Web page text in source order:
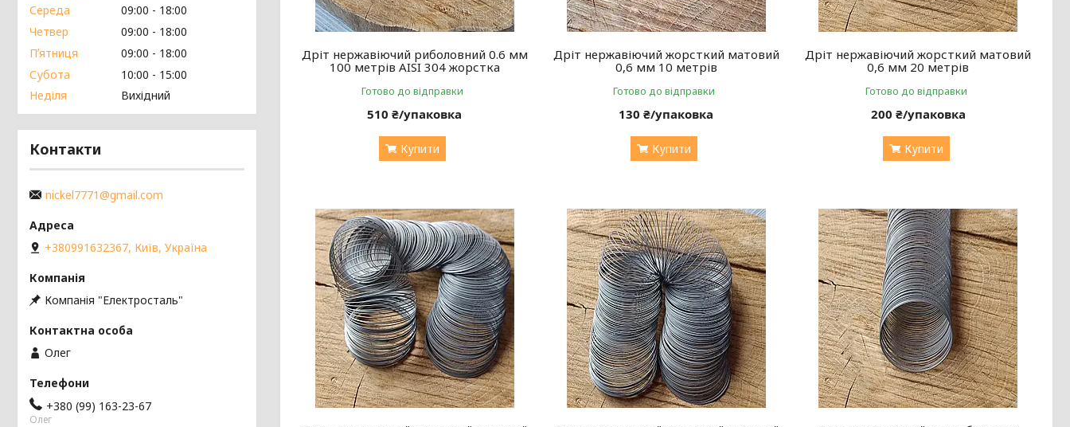
Дріт нержавіючий риболовний 0.6 мм
100 метрів AISI 304 жорстка
Готово до відправки
510 ₴/упаковка
Купити
Дріт нержавіючий жорсткий матовий
0,6 мм 10 метрів
Готово до відправки
130 ₴/упаковка
Купити
Дріт нержавіючий жорсткий матовий
0,6 мм 20 метрів
Готово до відправки
200 ₴/упаковка
Купити
Середа
09:00
18:00
Четвер
09:00
18:00
Пʼятниця
09:00
18:00
Субота
10:00
15:00
Неділя
Вихідний
Контакти
nickel7771@gmail.com
+380991632367, Київ, Україна
Компанія "Електросталь"
Олег
+380 (99) 163-23-67
Олег